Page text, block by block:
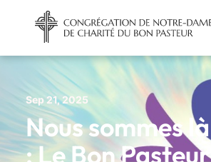
Sep 21, 2025
Nous sommes là
: Le Bon Pasteur